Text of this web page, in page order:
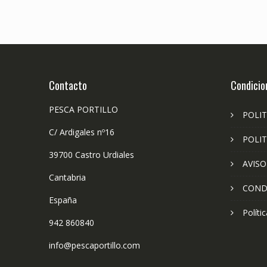
Contacto
PESCA PORTILLO
C/ Ardigales nº16
39700 Castro Urdiales
Cantabria
España
942 860840
info@pescaportillo.com